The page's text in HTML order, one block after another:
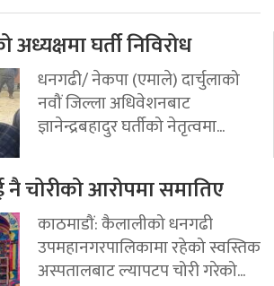
अध्यक्षमा घर्ती निविरोध
धनगढी/ नेकपा (एमाले) दार्चुलाको
नवौं जिल्ला अधिवेशनबाट
ज्ञानेन्द्रबहादुर घर्तीको नेतृत्वमा...
चोरीको आरोपमा समातिए
काठमाडौं: कैलालीको धनगढी
उपमहानगरपालिकामा रहेको स्वस्तिक
अस्पतालबाट ल्यापटप चोरी गरेको...